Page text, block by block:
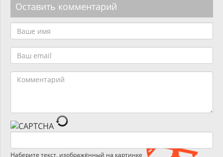
Оставить комментарий
Наберите текст, изображённый на картинке